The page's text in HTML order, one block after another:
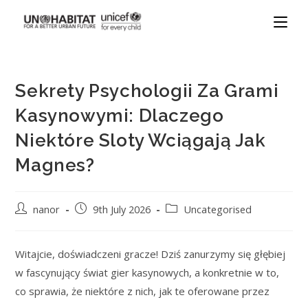
Sekrety Psychologii Za Grami
Kasynowymi: Dlaczego
Niektóre Sloty Wciągają Jak
Magnes?
nanor 9th July 2026 Uncategorised
Witajcie, doświadczeni gracze! Dziś zanurzymy się głębiej
w fascynujący świat gier kasynowych, a konkretnie w to,
co sprawia, że niektóre z nich, jak te oferowane przez